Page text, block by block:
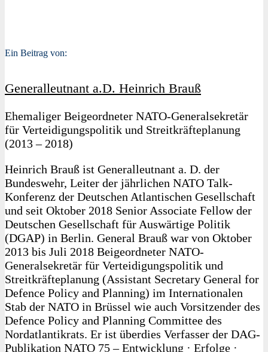
Ein Beitrag von:
Generalleutnant a.D. Heinrich Brauß
Ehemaliger Beigeordneter NATO-Generalsekretär
für Verteidigungspolitik und Streitkräfteplanung
(2013 – 2018)
Heinrich Brauß ist Generalleutnant a. D. der
Bundeswehr, Leiter der jährlichen NATO Talk-
Konferenz der Deutschen Atlantischen Gesellschaft
und seit Oktober 2018 Senior Associate Fellow der
Deutschen Gesellschaft für Auswärtige Politik
(DGAP) in Berlin. General Brauß war von Oktober
2013 bis Juli 2018 Beigeordneter NATO-
Generalsekretär für Verteidigungspolitik und
Streitkräfteplanung (Assistant Secretary General for
Defence Policy and Planning) im Internationalen
Stab der NATO in Brüssel wie auch Vorsitzender des
Defence Policy and Planning Committee des
Nordatlantikrats. Er ist überdies Verfasser der DAG-
Publikation NATO 75 – Entwicklung · Erfolge ·